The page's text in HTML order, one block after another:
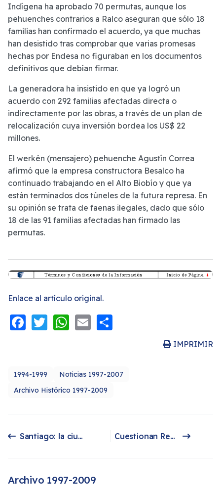
Indígena ha aprobado 70 permutas, aunque los
pehuenches contrarios a Ralco aseguran que sólo 18
familias han confirmado el acuerdo, ya que muchas
han desistido tras comprobar que varias promesas
hechas por Endesa no figuraban en los documentos
definitivos que debían firmar.
La generadora ha insistido en que ya logró un
acuerdo con 292 familias afectadas directa o
indirectamente por las obras, a través de un plan de
relocalización cuya inversión bordea los US$ 22
millones.
El werkén (mensajero) pehuenche Agustín Correa
afirmó que la empresa constructora Besalco ha
continuado trabajando en el Alto Biobío y que ya
están terminados dos túneles de la futura represa. En
su opinión se trata de faenas ilegales, dado que sólo
18 de las 91 familias afectadas han firmado las
permutas.
Enlace al artículo original.
Facebook
Twitter
WhatsApp
Email
IMPRIMIR
1994-1999
Noticias 1997-2007
Archivo Histórico 1997-2009
Santiago: la ciudad más mapuche de Chile
Artículo siguiente: Cuestionan Reconocimiento de Indígenas
Cuestionan Reconocimiento de Indígenas
Archivo 1997-2009